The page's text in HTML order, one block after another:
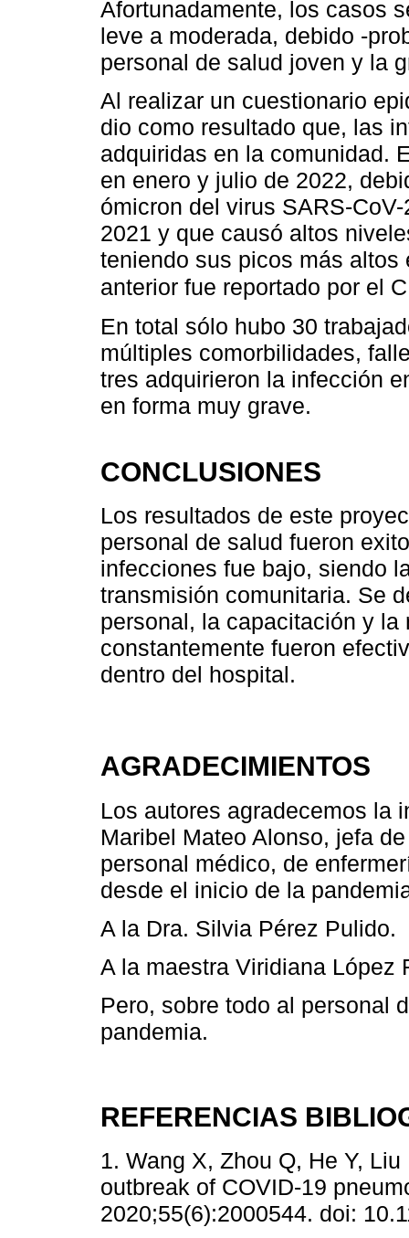
Afortunadamente, los casos
leve a moderada, debido -
personal de salud joven y la
Al realizar un cuestionario
dio como resultado que, las
adquiridas en la comunidad.
en enero y julio de 2022,
ómicron del virus SARS-
2021 y que causó altos
teniendo sus picos más
anterior fue reportado por el
En total sólo hubo 30
múltiples comorbilidades,
tres adquirieron la infección
en forma muy grave.
CONCLUSIONES
Los resultados de este
personal de salud fueron
infecciones fue bajo, siendo
transmisión comunitaria. Se
personal, la capacitación y la
constantemente fueron
dentro del hospital.
AGRADECIMIENTOS
Los autores agradecemos la
Maribel Mateo Alonso, jefa
personal médico, de
desde el inicio de la
A la Dra. Silvia Pérez Pulido.
A la maestra Viridiana López
Pero, sobre todo al personal
pandemia.
REFERENCIAS
1. Wang X, Zhou Q, He Y,
outbreak of COVID-19
2020;55(6):2000544. doi: